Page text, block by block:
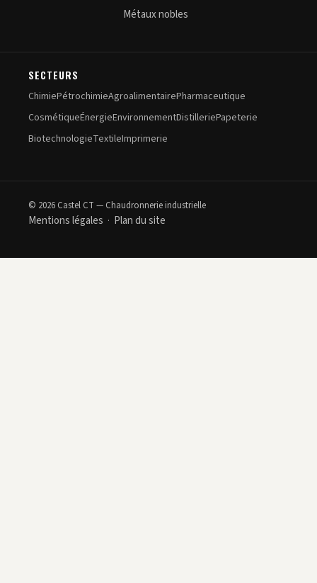
Métaux nobles
SECTEURS
ChimiePétrochimieAgroalimentairePharmaceutique
CosmétiqueÉnergieEnvironnementDistilleriePapeterie
BiotechnologieTextileImprimerie
© 2026 Castel CT — Chaudronnerie industrielle
Mentions légales · Plan du site